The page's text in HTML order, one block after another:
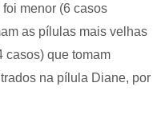
menor (6 casos
as pílulas mais velhas
casos) que tomam
na pílula Diane, por